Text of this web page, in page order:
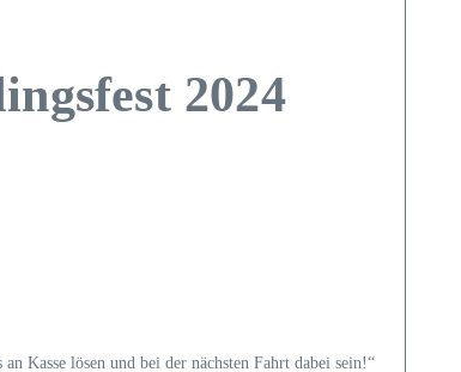
2024
Kasse lösen und bei der nächsten Fahrt dabei sein!“